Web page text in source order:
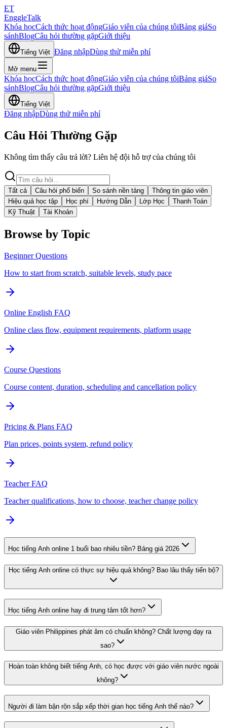
ET
EnggleTalk
Khóa họcCách thức hoạt độngGiáo viên của chúng tôiBảng giáSo
sánhBlogCâu hỏi thường gặpGiới thiệu
Tiếng Việt Đăng nhậpDùng thử miễn phí
Mở menu
Khóa họcCách thức hoạt độngGiáo viên của chúng tôiBảng giáSo
sánhBlogCâu hỏi thường gặpGiới thiệu
Tiếng Việt
Đăng nhậpDùng thử miễn phí
Câu Hỏi Thường Gặp
Không tìm thấy câu trả lời? Liên hệ đội hỗ trợ của chúng tôi
Tất cả Câu hỏi phổ biến So sánh nền tảng
Thông tin giáo viên
Hiệu quả học tập
Học phí Hướng Dẫn Lớp Học
Thanh Toán
Kỹ Thuật
Tài Khoản
Browse by Topic
Beginner Questions
How to start from scratch, suitable levels, study pace
Online English FAQ
Online class flow, equipment requirements, platform usage
Course Questions
Course content, duration, scheduling and cancellation policy
Pricing & Plans FAQ
Plan prices, points system, refund policy
Teacher FAQ
Teacher qualifications, how to choose, teacher change policy
Học tiếng Anh online 1 buổi bao nhiêu tiền? Bảng giá 2026
Học tiếng Anh online có thực sự hiệu quả không? Bao lâu thấy tiến bộ?
Học tiếng Anh online hay đi trung tâm tốt hơn?
Giáo viên Philippines phát âm có chuẩn không? Chất lượng dạy ra
sao?
Hoàn toàn không biết tiếng Anh, có học được với giáo viên nước ngoài
không?
Người đi làm bận rộn sắp xếp thời gian học tiếng Anh thế nào?